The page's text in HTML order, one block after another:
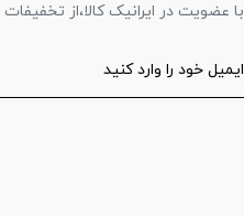
با عضویت در ایرانیک کالا،از